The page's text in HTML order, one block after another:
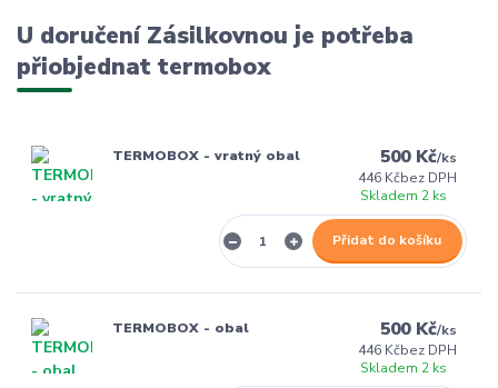
U doručení Zásilkovnou je potřeba
přiobjednat termobox
TERMOBOX - vratný obal 500 Kč/ks
446 Kčbez DPH
Skladem 2 ks
Přidat do košíku
TERMOBOX - obal 500 Kč/ks
446 Kčbez DPH
Skladem 2 ks